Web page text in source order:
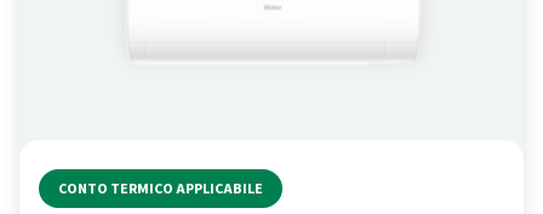
CONTO TERMICO APPLICABILE